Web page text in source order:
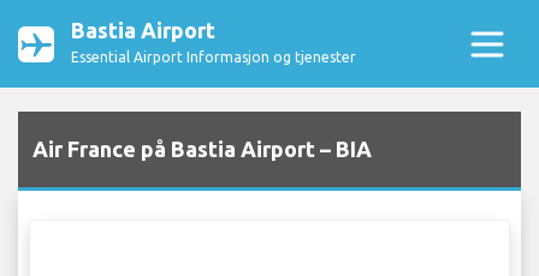
Bastia Airport
Essential Airport Informasjon og tjenester
Air France på Bastia Airport – BIA